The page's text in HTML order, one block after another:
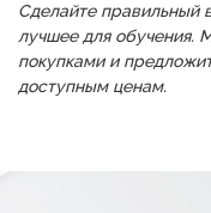
Сделайте правильный
лучшее для обучения.
покупками и
доступным ценам.